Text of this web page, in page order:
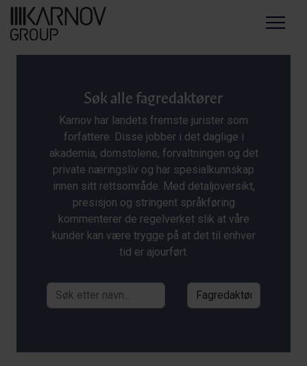
Menu
Søk alle fagredaktører
Karnov har landets fremste jurister som
forfattere. Disse jobber i det daglige i
akademia, domstolene, forvaltningen og det
private næringsliv og har spesialkunnskap
innen sitt rettsområde. Med detaljoversikt,
presisjon og stringent språkføring
kommenterer de regelverket slik at våre
kunder kan være trygge på at det til enhver
tid er ajourført.